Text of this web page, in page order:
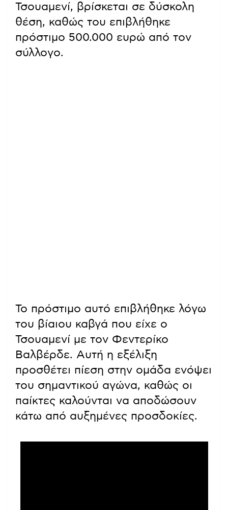
Τσουαμενί, βρίσκεται σε δύσκολη
θέση, καθώς του επιβλήθηκε
πρόστιμο 500.000 ευρώ από τον
σύλλογο.
Το πρόστιμο αυτό επιβλήθηκε λόγω
του βίαιου καβγά που είχε ο
Τσουαμενί με τον Φεντερίκο
Βαλβέρδε. Αυτή η εξέλιξη
προσθέτει πίεση στην ομάδα ενόψει
του σημαντικού αγώνα, καθώς οι
παίκτες καλούνται να αποδώσουν
κάτω από αυξημένες προσδοκίες.